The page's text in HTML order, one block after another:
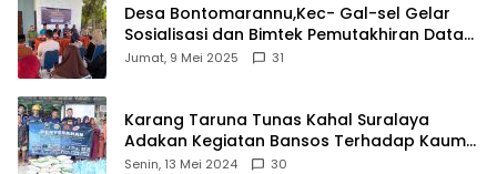
Desa Bontomarannu,Kec- Gal-sel Gelar
Sosialisasi dan Bimtek Pemutakhiran Data
ID
Jumat, 9 Mei 2025 31
Karang Taruna Tunas Kahal Suralaya
Adakan Kegiatan Bansos Terhadap Kaum
Dhuafa dan Anak Yatim-Piatu
Senin, 13 Mei 2024 30